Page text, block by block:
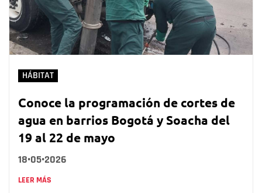
HÁBITAT
Conoce la programación de cortes de
agua en barrios Bogotá y Soacha del
19 al 22 de mayo
18•05•2026
LEER MÁS